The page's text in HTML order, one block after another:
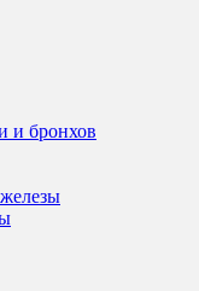
и бронхов